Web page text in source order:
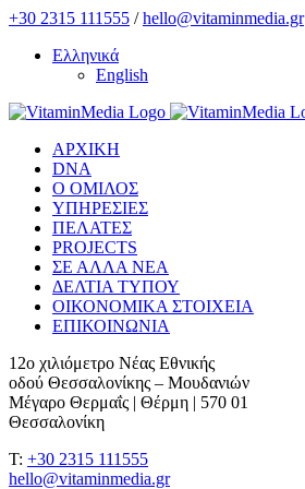
Skip
content
+30 2315 111555 /hello@vitaminmedia.gr
Ελληνικά
English
ΑΡΧΙΚΗ
DNA
Ο ΟΜΙΛΟΣ
ΥΠΗΡΕΣΙΕΣ
ΠΕΛΑΤΕΣ
PROJECTS
ΣΕ ΑΛΛΑ ΝΕΑ
ΔΕΛΤΙΑ ΤΥΠΟΥ
ΟΙΚΟΝΟΜΙΚΑ ΣΤΟΙΧΕΙΑ
ΕΠΙΚΟΙΝΩΝΙΑ
12ο χιλιόμετρο Νέας Εθνικής
οδού Θεσσαλονίκης – Μουδανιών
Μέγαρο Θερμαΐς | Θέρμη | 570 01
Θεσσαλονίκη
T: +30 2315 111555
hello@vitaminmedia.gr